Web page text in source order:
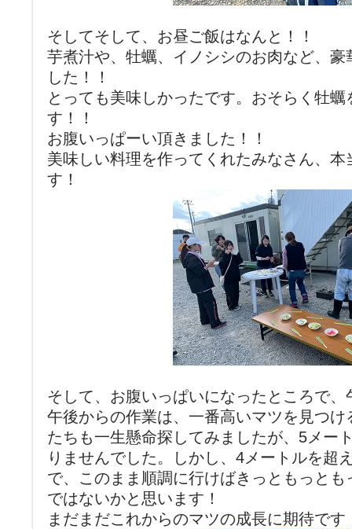
そしてそして、お昼ご飯はなんと！！
芋煮汁や、牡蠣、イノシシのお肉など、
した！！
とっても美味しかったです。おそらく牡
す！！
お腹いっぱーい頂きました！！
美味しい料理を作ってくれたみなさん、
す！
そして、お腹いっぱいになったところで
午後からの作業は、一番高いマツを見つ
たちも一生懸命探してみましたが、5メー
りませんでした。しかし、4メートルを超
で、このまま順調に行けばきっともっと
ではないかと思います！
まだまだこれからのマツの成長に期待です